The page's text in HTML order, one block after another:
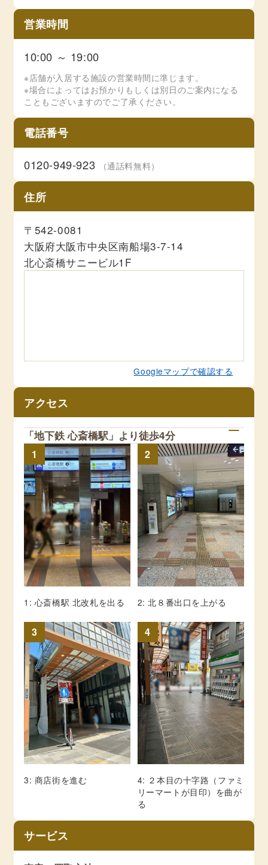
営業時間
10:00 ～ 19:00
※店舗が入居する施設の営業時間に準じます。
※場合によってはお預かりもしくは別日のご案内になる
こともございますのでご了承ください。
電話番号
0120-949-923 （通話料無料）
住所
〒542-0081
大阪府大阪市中央区南船場3-7-14
北心斎橋サニービル1F
Googleマップで確認する
アクセス
「地下鉄 心斎橋駅」より徒歩4分
1
1: 心斎橋駅 北改札を出る
2
2: 北８番出口を上がる
3
3: 商店街を進む
4
4: ２本目の十字路（ファミ
リーマートが目印）を曲が
る
サービス